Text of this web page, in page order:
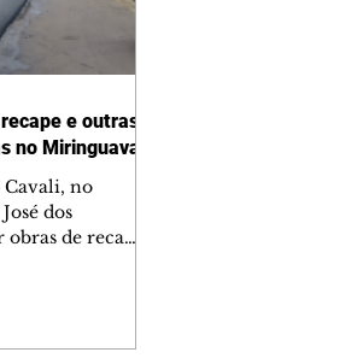
e outras
no Miringuava
no
dos
de recape